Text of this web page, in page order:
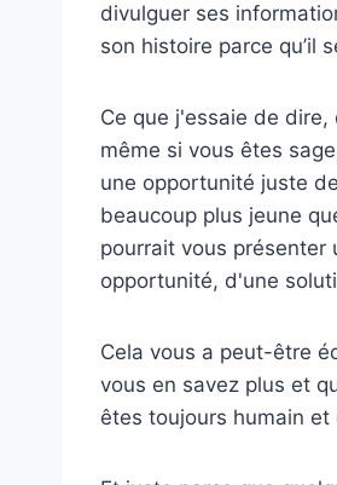
divulguer ses
son histoire parce qu’il
Ce que j'essaie de
même si vous êtes
une opportunité juste
beaucoup plus jeune
pourrait vous présenter
opportunité, d'une
Cela vous a peut-être
vous en savez plus et
êtes toujours humain et